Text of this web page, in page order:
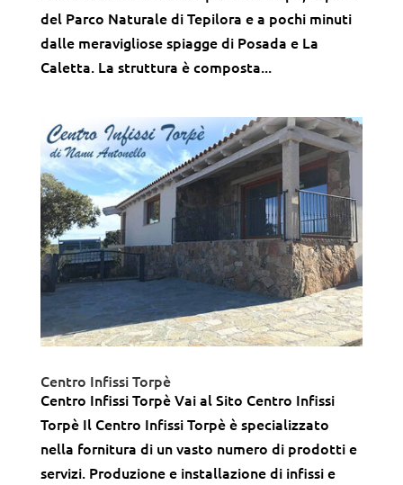
del Parco Naturale di Tepilora e a pochi minuti
dalle meravigliose spiagge di Posada e La
Caletta. La struttura è composta...
Centro Infissi Torpè
Centro Infissi Torpè Vai al Sito Centro Infissi
Torpè Il Centro Infissi Torpè è specializzato
nella fornitura di un vasto numero di prodotti e
servizi. Produzione e installazione di infissi e